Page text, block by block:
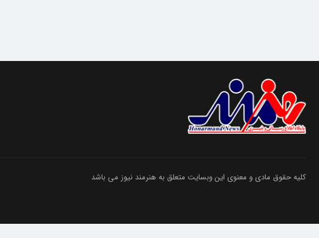
کلیه حقوق مادی و معنوی این وبسایت متعلق به هنرمند نیوز می باشد